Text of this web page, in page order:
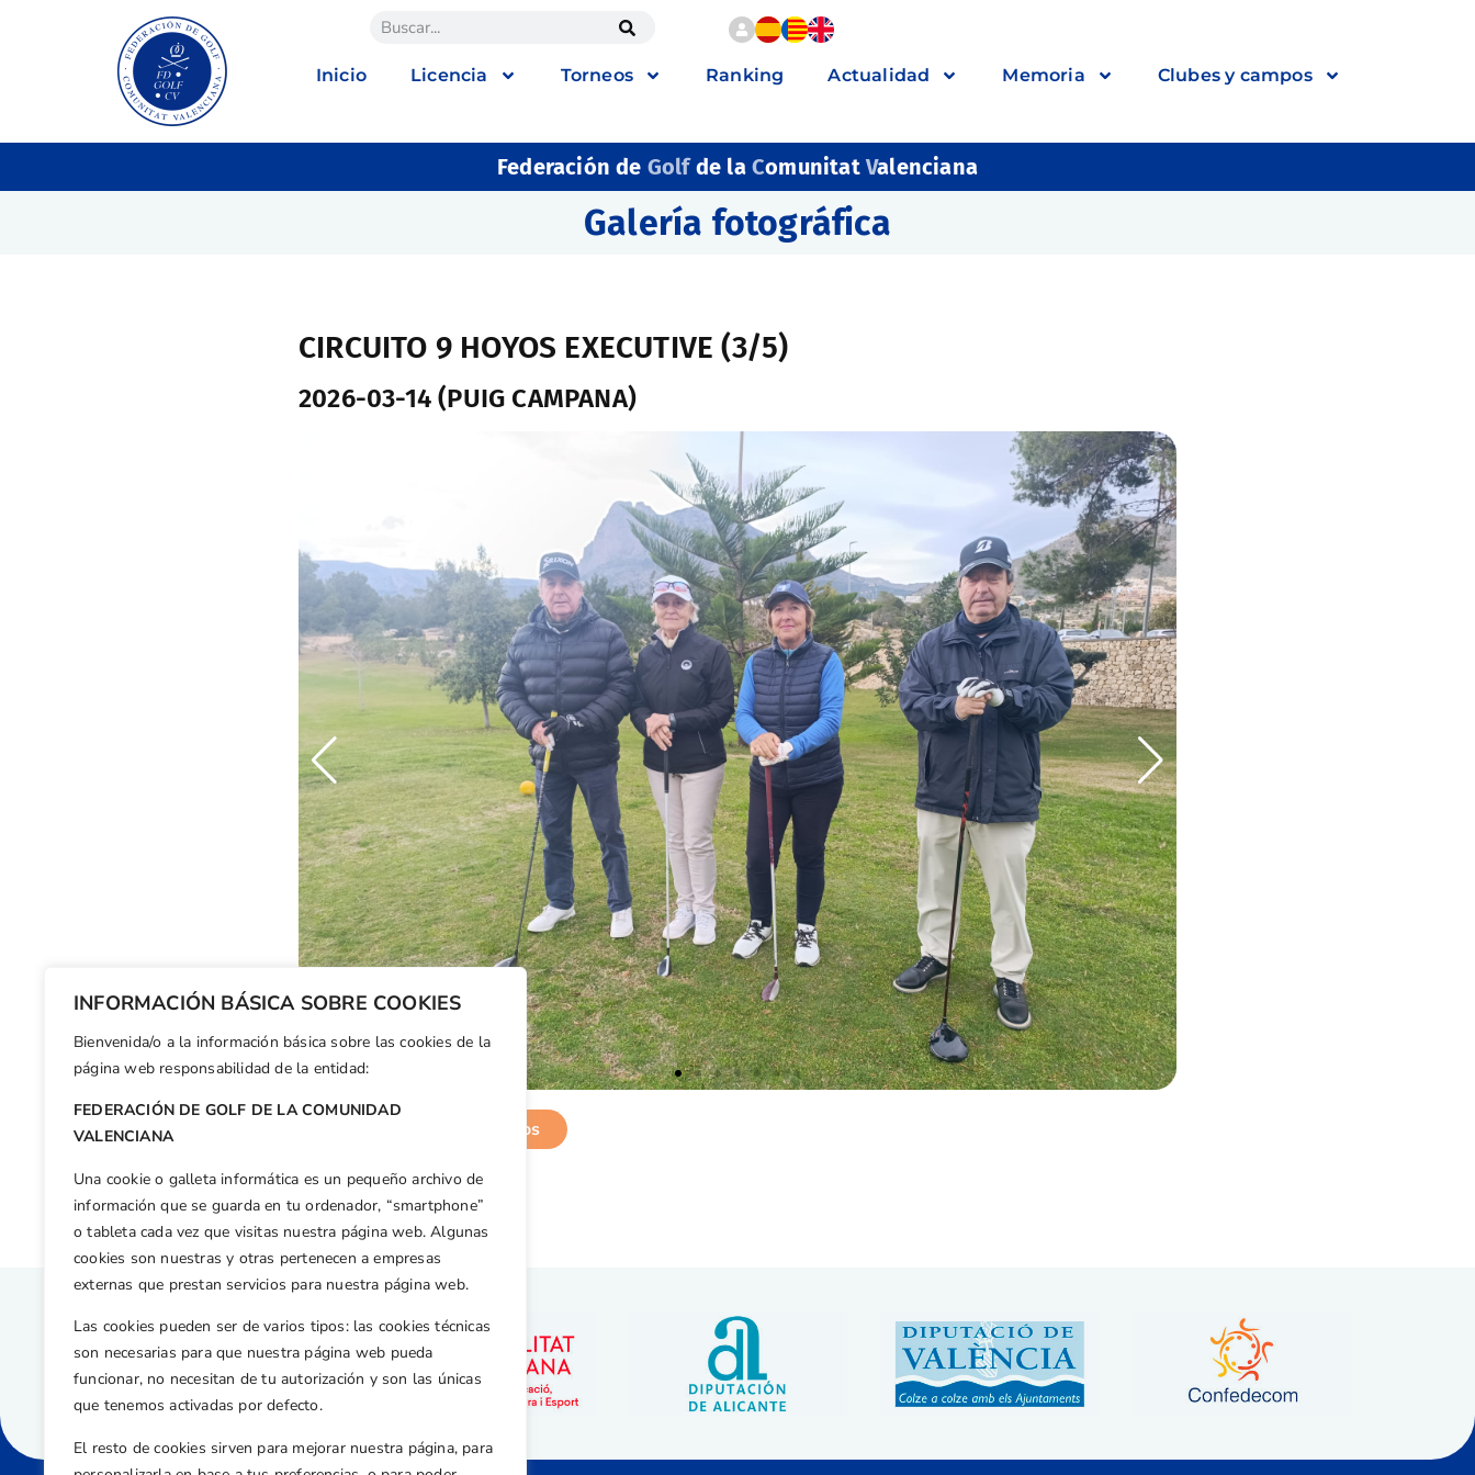
INFORMACIÓN BÁSICA SOBRE COOKIES
Bienvenida/o a la información básica sobre las cookies de la
página web responsabilidad de la entidad:
FEDERACIÓN DE GOLF DE LA COMUNIDAD
VALENCIANA
Una cookie o galleta informática es un pequeño archivo de
información que se guarda en tu ordenador, “smartphone”
o tableta cada vez que visitas nuestra página web. Algunas
cookies son nuestras y otras pertenecen a empresas
externas que prestan servicios para nuestra página web.
Las cookies pueden ser de varios tipos: las cookies técnicas
son necesarias para que nuestra página web pueda
funcionar, no necesitan de tu autorización y son las únicas
que tenemos activadas por defecto.
El resto de cookies sirven para mejorar nuestra página, para
Inicio Licencia Torneos Ranking Actualidad Memoria Clubes y campos
Federación de Golfde la ComunitatValenciana
Galería fotográfica
CIRCUITO 9 HOYOS EXECUTIVE (3/5)
2026-03-14 (PUIG CAMPANA)
Galerias de fotos